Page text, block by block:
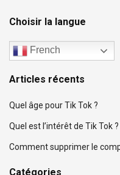
Choisir la langue
French
Articles récents
Quel âge pour Tik Tok ?
Quel est l’intérêt de Tik Tok ?
Comment supprimer le
Catégories